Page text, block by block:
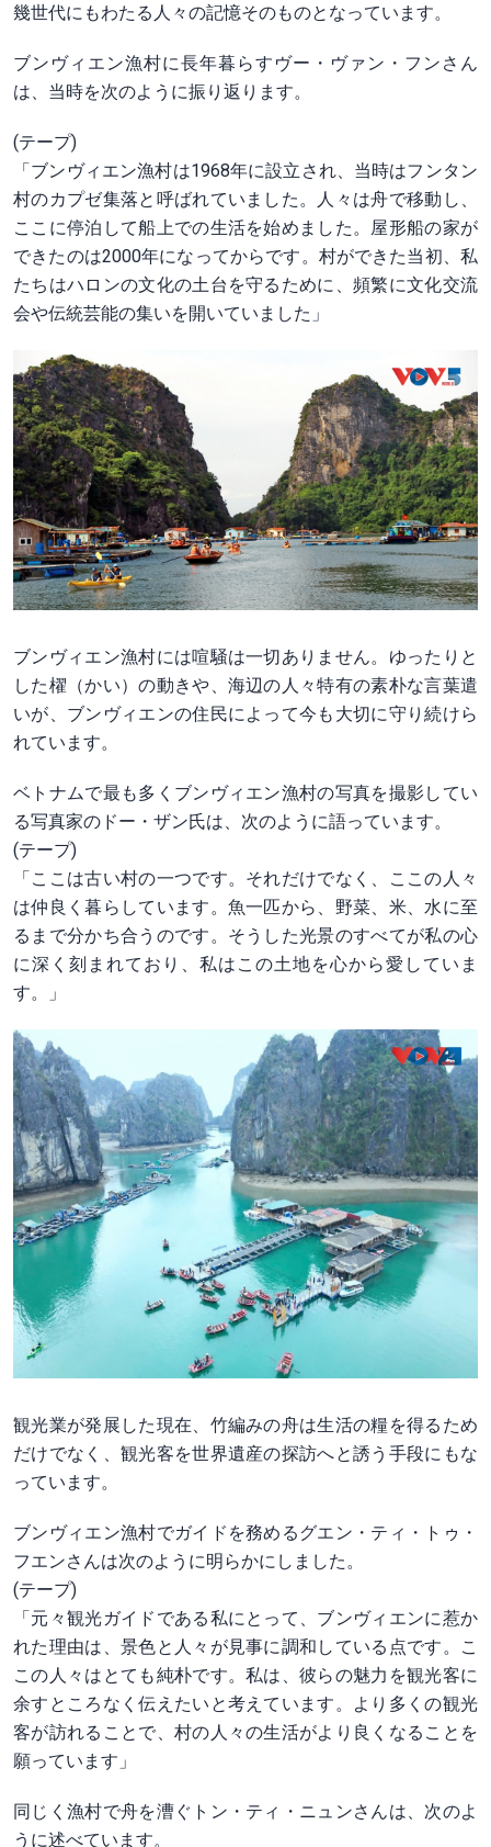
幾世代にもわたる人々の記憶そのものとなっています。
ブンヴィエン漁村に長年暮らすヴー・ヴァン・フンさん
は、当時を次のように振り返ります。
(テープ)
「ブンヴィエン漁村は1968年に設立され、当時はフンタン
村のカプゼ集落と呼ばれていました。人々は舟で移動し、
ここに停泊して船上での生活を始めました。屋形船の家が
できたのは2000年になってからです。村ができた当初、私
たちはハロンの文化の土台を守るために、頻繁に文化交流
会や伝統芸能の集いを開いていました」
ブンヴィエン漁村には喧騒は一切ありません。ゆったりと
した櫂（かい）の動きや、海辺の人々特有の素朴な言葉遣
いが、ブンヴィエンの住民によって今も大切に守り続けら
れています。
ベトナムで最も多くブンヴィエン漁村の写真を撮影してい
る写真家のドー・ザン氏は、次のように語っています。
(テープ)
「ここは古い村の一つです。それだけでなく、ここの人々
は仲良く暮らしています。魚一匹から、野菜、米、水に至
るまで分かち合うのです。そうした光景のすべてが私の心
に深く刻まれており、私はこの土地を心から愛していま
す。」
観光業が発展した現在、竹編みの舟は生活の糧を得るため
だけでなく、観光客を世界遺産の探訪へと誘う手段にもな
っています。
ブンヴィエン漁村でガイドを務めるグエン・ティ・トゥ・
フエンさんは次のように明らかにしました。
(テープ)
「元々観光ガイドである私にとって、ブンヴィエンに惹か
れた理由は、景色と人々が見事に調和している点です。こ
この人々はとても純朴です。私は、彼らの魅力を観光客に
余すところなく伝えたいと考えています。より多くの観光
客が訪れることで、村の人々の生活がより良くなることを
願っています」
同じく漁村で舟を漕ぐトン・ティ・ニュンさんは、次のよ
うに述べています。